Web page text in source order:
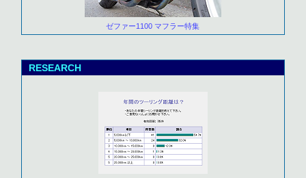
ゼファー1100 マフラー特集
RESEARCH